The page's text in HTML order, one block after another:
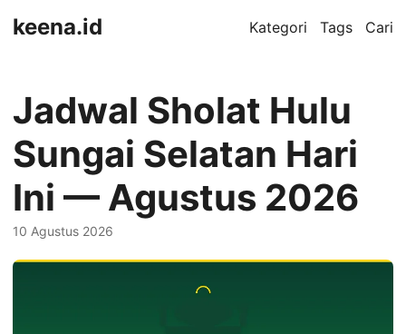
keena.id Kategori Tags Cari
Jadwal Sholat Hulu
Sungai Selatan Hari
Ini — Agustus 2026
10 Agustus 2026